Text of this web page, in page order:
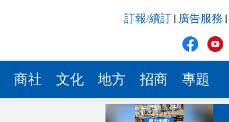
訂報/續訂 廣告服務
商社 文化 地方 招商 專題